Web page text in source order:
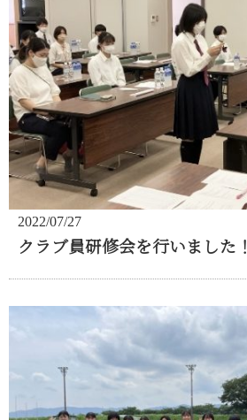
2022/07/27
クラブ員研修会を行いました！